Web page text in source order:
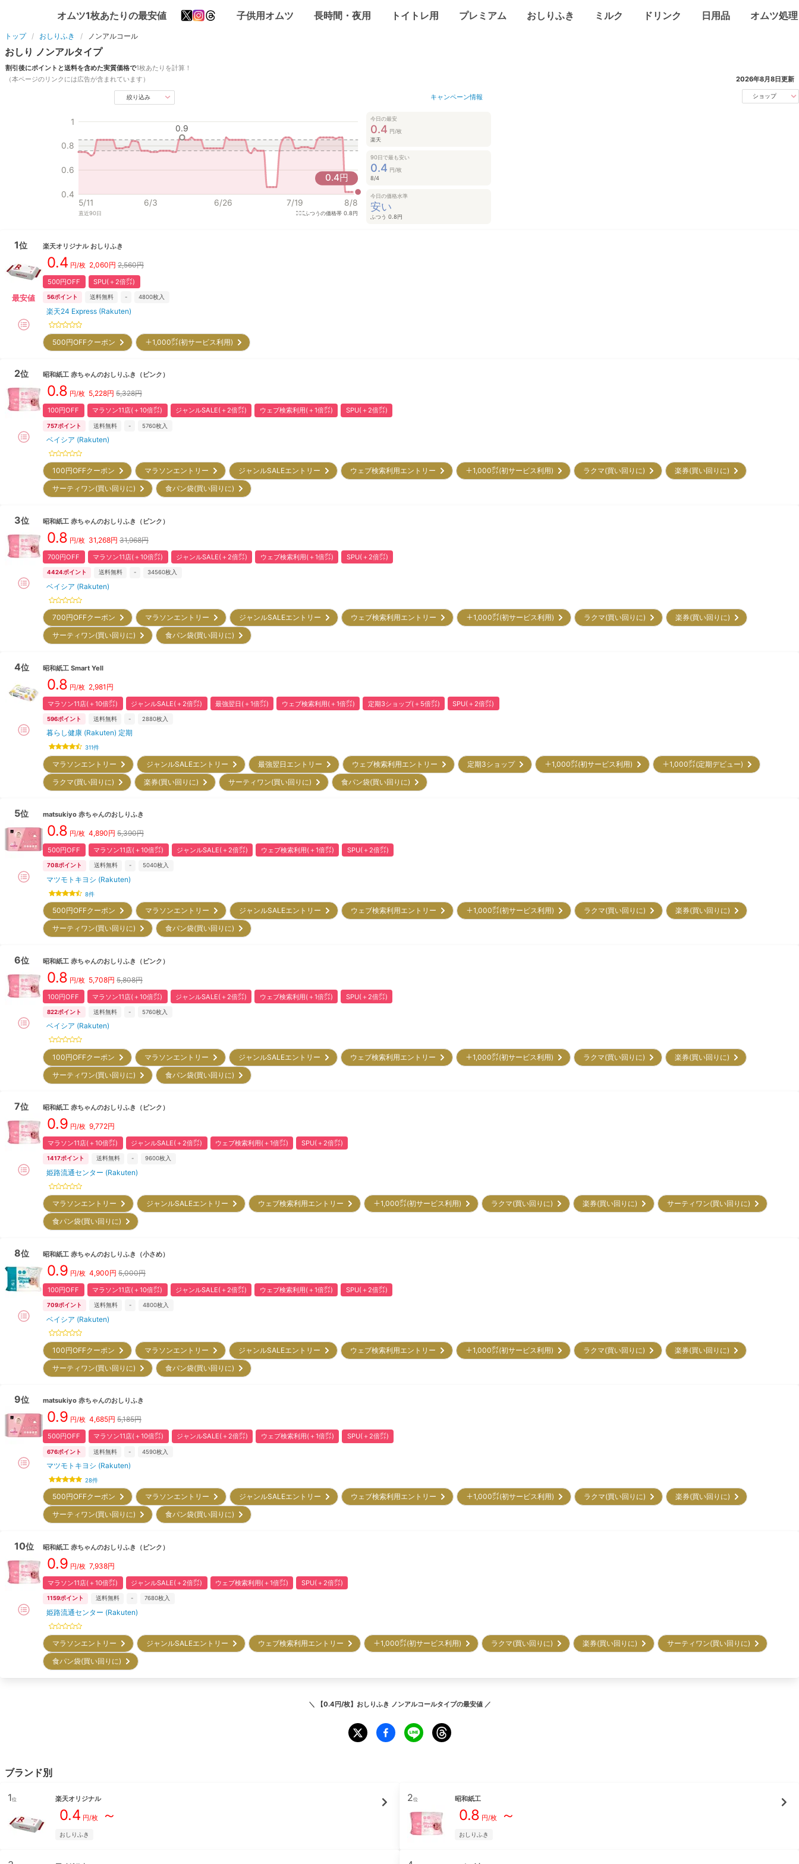
オムツ1枚あたりの最安値 子供用オムツ 長時間・夜用 トイトレ用 プレミアム おしりふき ミルク ドリンク 日用品 オムツ処理
トップ おしりふき ノンアルコール
おしり ノンアルタイプ
割引後にポイントと送料を含めた実質価格で1枚あたりを計算！
（本ページのリンクには広告が含まれています）
2026年8月8日更新
絞り込み キャンペーン情報 ショップ
今日の最安
0.4 円/枚
楽天
90日で最も安い
0.4 円/枚
8/4
今日の価格水準
安い
ふつう 0.8円
0.4
0.6
0.8
1
5/11 6/3 6/26 7/19 8/8
0.9
0.4円
直近90日 ふつうの価格帯0.8円
1位
最安値
楽天オリジナル おしりふき
0.4 円/枚 2,060円 2,560円
500円OFF SPU(＋2倍㌽)
56ポイント 送料無料 - 4800枚入
楽天24 Express (Rakuten)
500円OFFクーポン ＋1,000㌽(初サービス利用)
2位 昭和紙工 赤ちゃんのおしりふき（ピンク）
0.8 円/枚 5,228円 5,328円
100円OFF マラソン11店(＋10倍㌽) ジャンルSALE(＋2倍㌽) ウェブ検索利用(＋1倍㌽) SPU(＋2倍㌽)
757ポイント 送料無料 - 5760枚入
ベイシア (Rakuten)
100円OFFクーポン マラソンエントリー ジャンルSALEエントリー ウェブ検索利用エントリー ＋1,000㌽(初サービス利用) ラクマ(買い回りに)
楽券(買い回りに)
サーティワン(買い回りに)
食パン袋(買い回りに)
3位 昭和紙工 赤ちゃんのおしりふき（ピンク）
0.8 円/枚 31,268円 31,968円
700円OFF マラソン11店(＋10倍㌽) ジャンルSALE(＋2倍㌽) ウェブ検索利用(＋1倍㌽) SPU(＋2倍㌽)
4424ポイント 送料無料 - 34560枚入
ベイシア (Rakuten)
700円OFFクーポン マラソンエントリー ジャンルSALEエントリー ウェブ検索利用エントリー ＋1,000㌽(初サービス利用) ラクマ(買い回りに)
楽券(買い回りに)
サーティワン(買い回りに)
食パン袋(買い回りに)
4位 昭和紙工 Smart Yell
0.8 円/枚 2,981 円
マラソン11店(＋10倍㌽) ジャンルSALE(＋2倍㌽) 最強翌日(＋1倍㌽) ウェブ検索利用(＋1倍㌽) 定期3ショップ(＋5倍㌽) SPU(＋2倍㌽)
596ポイント 送料無料 - 2880枚入
暮らし健康 (Rakuten) 定期
311件
マラソンエントリー ジャンルSALEエントリー 最強翌日エントリー ウェブ検索利用エントリー 定期3ショップ ＋1,000㌽(初サービス利用)
＋1,000㌽(定期デビュー)
ラクマ(買い回りに)
楽券(買い回りに) サーティワン(買い回りに) 食パン袋(買い回りに)
5位 matsukiyo 赤ちゃんのおしりふき
0.8 円/枚 4,890円 5,390円
500円OFF マラソン11店(＋10倍㌽) ジャンルSALE(＋2倍㌽) ウェブ検索利用(＋1倍㌽) SPU(＋2倍㌽)
708ポイント 送料無料 - 5040枚入
マツモトキヨシ (Rakuten)
8件
500円OFFクーポン マラソンエントリー ジャンルSALEエントリー ウェブ検索利用エントリー ＋1,000㌽(初サービス利用) ラクマ(買い回りに)
楽券(買い回りに)
サーティワン(買い回りに)
食パン袋(買い回りに)
6位 昭和紙工 赤ちゃんのおしりふき（ピンク）
0.8 円/枚 5,708円 5,808円
100円OFF マラソン11店(＋10倍㌽) ジャンルSALE(＋2倍㌽) ウェブ検索利用(＋1倍㌽) SPU(＋2倍㌽)
822ポイント 送料無料 - 5760枚入
ベイシア (Rakuten)
100円OFFクーポン マラソンエントリー ジャンルSALEエントリー ウェブ検索利用エントリー ＋1,000㌽(初サービス利用) ラクマ(買い回りに)
楽券(買い回りに)
サーティワン(買い回りに)
食パン袋(買い回りに)
7位 昭和紙工 赤ちゃんのおしりふき（ピンク）
0.9 円/枚 9,772円
マラソン11店(＋10倍㌽) ジャンルSALE(＋2倍㌽) ウェブ検索利用(＋1倍㌽) SPU(＋2倍㌽)
1417ポイント 送料無料 - 9600枚入
姫路流通センター (Rakuten)
マラソンエントリー ジャンルSALEエントリー ウェブ検索利用エントリー ＋1,000㌽(初サービス利用) ラクマ(買い回りに) 楽券(買い回りに)
サーティワン(買い回りに)
食パン袋(買い回りに)
8位 昭和紙工 赤ちゃんのおしりふき（小さめ）
0.9 円/枚 4,900円 5,000円
100円OFF マラソン11店(＋10倍㌽) ジャンルSALE(＋2倍㌽) ウェブ検索利用(＋1倍㌽) SPU(＋2倍㌽)
709ポイント 送料無料 - 4800枚入
ベイシア (Rakuten)
100円OFFクーポン マラソンエントリー ジャンルSALEエントリー ウェブ検索利用エントリー ＋1,000㌽(初サービス利用) ラクマ(買い回りに)
楽券(買い回りに)
サーティワン(買い回りに)
食パン袋(買い回りに)
9位 matsukiyo 赤ちゃんのおしりふき
0.9 円/枚 4,685円 5,185円
500円OFF マラソン11店(＋10倍㌽) ジャンルSALE(＋2倍㌽) ウェブ検索利用(＋1倍㌽) SPU(＋2倍㌽)
676ポイント 送料無料 - 4590枚入
マツモトキヨシ (Rakuten)
28件
500円OFFクーポン マラソンエントリー ジャンルSALEエントリー ウェブ検索利用エントリー ＋1,000㌽(初サービス利用) ラクマ(買い回りに)
楽券(買い回りに)
サーティワン(買い回りに)
食パン袋(買い回りに)
10位 昭和紙工 赤ちゃんのおしりふき（ピンク）
0.9 円/枚 7,938円
マラソン11店(＋10倍㌽) ジャンルSALE(＋2倍㌽) ウェブ検索利用(＋1倍㌽) SPU(＋2倍㌽)
1159ポイント 送料無料 - 7680枚入
姫路流通センター (Rakuten)
マラソンエントリー ジャンルSALEエントリー ウェブ検索利用エントリー ＋1,000㌽(初サービス利用) ラクマ(買い回りに) 楽券(買い回りに)
サーティワン(買い回りに)
食パン袋(買い回りに)
＼ 【0.4円/枚】おしりふき ノンアルコールタイプの最安値 ／
ブランド別
1位 楽天オリジナル
0.4 円/枚～
おしりふき
2位 昭和紙工
0.8 円/枚～
おしりふき